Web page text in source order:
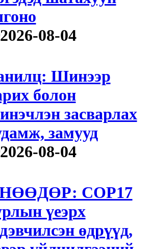
2026-08-04
Шинээр
болон
засварлах
замууд
2026-08-04
COP17
үеэрх
өдрүүд,